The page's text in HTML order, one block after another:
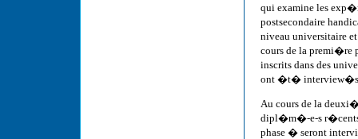
qui examine les
postsecondaire
niveau universitaire
cours de la
inscrits dans des
ont �t� interview�s
Au cours de la
dipl�m�-e-s
phase � seront